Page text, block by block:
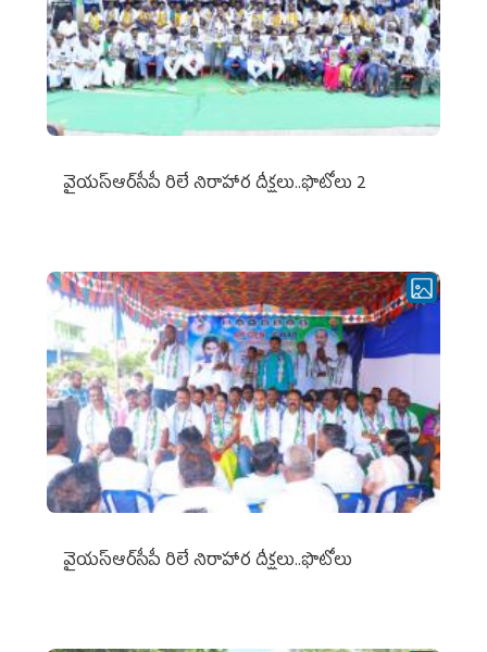
వైయ‌స్ఆర్‌సీపీ రిలే నిరాహార దీక్షలు..ఫొటోలు 2
వైయ‌స్ఆర్‌సీపీ రిలే నిరాహార దీక్షలు..ఫొటోలు